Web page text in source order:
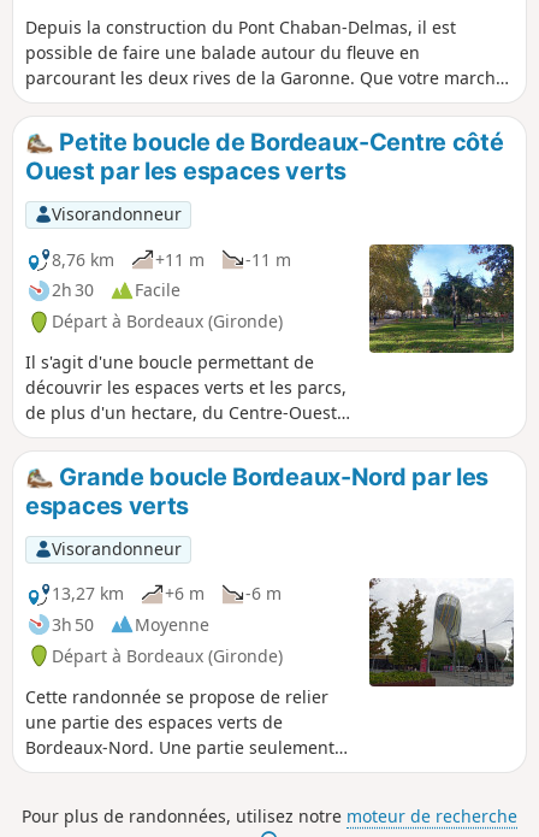
Depuis la construction du Pont Chaban-Delmas, il est
possible de faire une balade autour du fleuve en
parcourant les deux rives de la Garonne. Que votre marche
soit active ou tranquille, vous découvrirez les plus beaux
panoramas sur le pont Bacalan Bastide (Chaban-Delmas) et
sur la Place de la Bourse.
Petite boucle de Bordeaux-Centre côté
Ouest par les espaces verts
Visorandonneur
8,76 km
+11 m
-11 m
2h 30
Facile
Départ à Bordeaux (Gironde)
Il s'agit d'une boucle permettant de
découvrir les espaces verts et les parcs,
de plus d'un hectare, du Centre-Ouest
de Bordeaux. Comme dans beaucoup de
villes, le secteur Ouest est privilégié car
l'air, venant de la mer, est sensé être
plus sain. De ce côté de Bordeaux,
beaucoup de belles maisons
agrémentées de jardins particuliers et
les parcs publics, bien entretenus, sont
fermés la nuit.Itinéraire faisable en
vélo, en faisant attention.
Grande boucle Bordeaux-Nord par les
espaces verts
Visorandonneur
13,27 km
+6 m
-6 m
3h 50
Moyenne
Départ à Bordeaux (Gironde)
Cette randonnée se propose de relier
une partie des espaces verts de
Bordeaux-Nord. Une partie seulement
parce que Bordeaux s'étend très loin
de visiter tous les espaces verts dans le
Pour plus de randonnées, utilisez notre moteur de recherche